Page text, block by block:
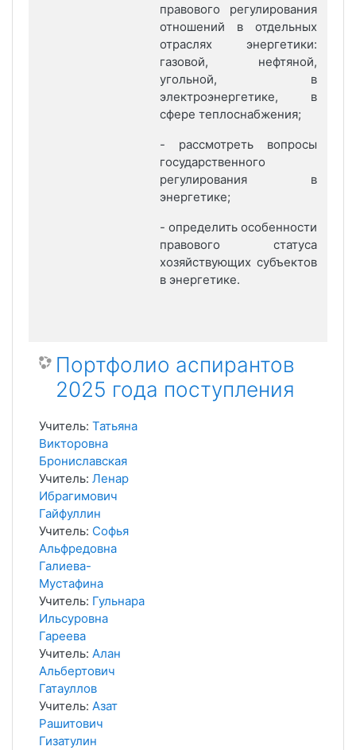
правового регулирования
отношений в отдельных
отраслях энергетики:
газовой, нефтяной,
угольной, в
электроэнергетике, в
сфере теплоснабжения;
- рассмотреть вопросы
государственного
регулирования в
энергетике;
- определить особенности
правового статуса
хозяйствующих субъектов
в энергетике.
Портфолио аспирантов
2025 года поступления
Учитель: Татьяна
Викторовна
Брониславская
Учитель: Ленар
Ибрагимович
Гайфуллин
Учитель: Софья
Альфредовна
Галиева-
Мустафина
Учитель: Гульнара
Ильсуровна
Гареева
Учитель: Алан
Альбертович
Гатауллов
Учитель: Азат
Рашитович
Гизатулин